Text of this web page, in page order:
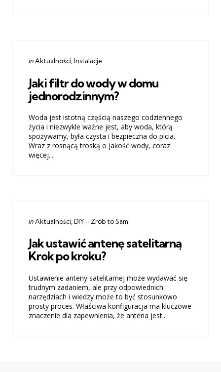
Categories
Posted
inAktualności Instalacje
Jaki filtr do wody w domu
jednorodzinnym?
Woda jest istotną częścią naszego codziennego
życia i niezwykle ważne jest, aby woda, którą
spożywamy, była czysta i bezpieczna do picia.
Wraz z rosnącą troską o jakość wody, coraz
więcej...
Categories
Posted
inAktualności DIY - Zrób to Sam
Jak ustawić antenę satelitarną
Krok po kroku?
Ustawienie anteny satelitarnej może wydawać się
trudnym zadaniem, ale przy odpowiednich
narzędziach i wiedzy może to być stosunkowo
prosty proces. Właściwa konfiguracja ma kluczowe
znaczenie dla zapewnienia, że ​​antena jest...